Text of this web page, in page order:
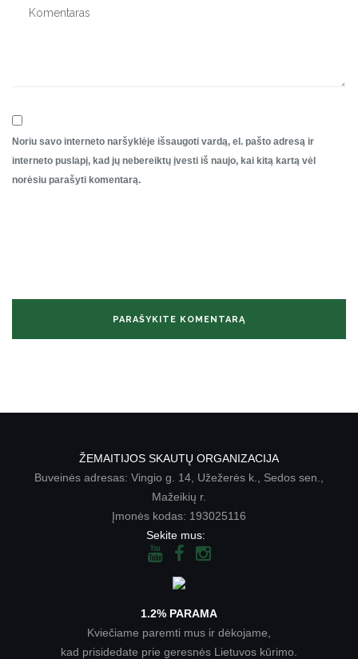
Noriu savo interneto naršyklėje išsaugoti vardą, el. pašto adresą ir
interneto puslapį, kad jų nebereiktų įvesti iš naujo, kai kitą kartą vėl
norėsiu parašyti komentarą.
ŽEMAITIJOS SKAUTŲ ORGANIZACIJA
Buveinės adresas: Vingio g. 14, Užežerės k., Sedos sen.,
Mažeikių r.
Įmonės kodas: 193025116
Sekite mus:
1.2% PARAMA
Kviečiame paremti mus ir dėkojame,
kad prisidedate prie geresnės Lietuvos kūrimo.